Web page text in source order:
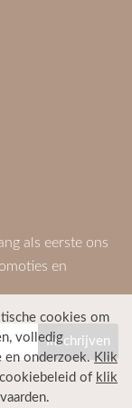
als eerste ons
en
cookies om
volledig
en onderzoek.Klik
of klik
.